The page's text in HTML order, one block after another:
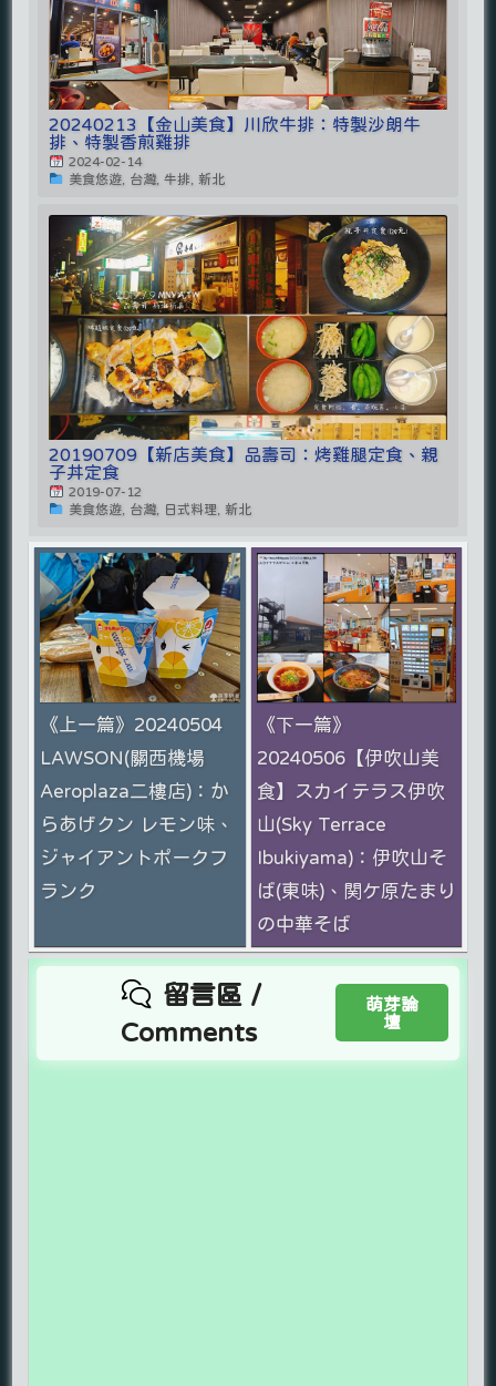
20240213【金山美食】川欣牛排：特製沙朗牛
排、特製香煎雞排
2024-02-14
美食悠遊, 台灣, 牛排, 新北
20190709【新店美食】品壽司：烤雞腿定食、親
子丼定食
2019-07-12
美食悠遊, 台灣, 日式料理, 新北
《上一篇》20240504
LAWSON(關西機場
Aeroplaza二樓店)：か
らあげクン レモン味、
ジャイアントポークフ
ランク
《下一篇》
20240506【伊吹山美
食】スカイテラス伊吹
山(Sky Terrace
Ibukiyama)：伊吹山そ
ば(東味)、関ケ原たまり
の中華そば
留言區 /
Comments
萌芽論
壇